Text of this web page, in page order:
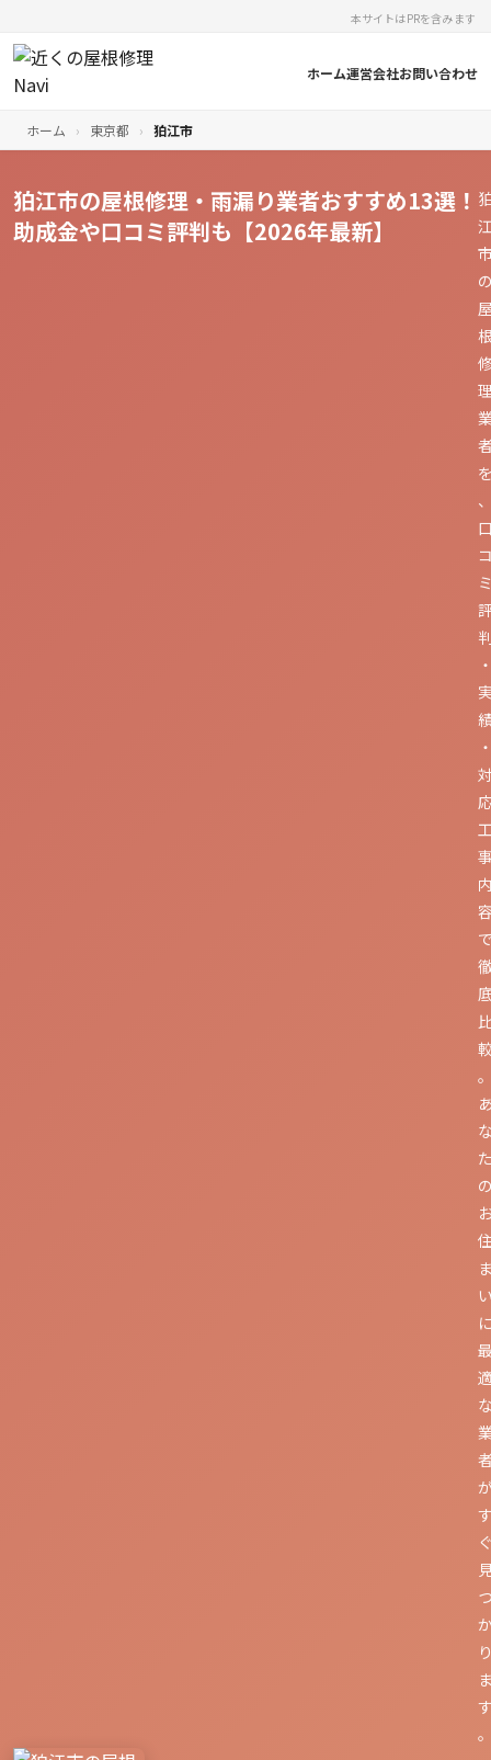
本サイトはPRを含みます
ホーム運営会社お問い合わせ
ホーム › 東京都 › 狛江市
狛江市の屋根修理・雨漏り業者おすすめ13選！
助成金や口コミ評判も【2026年最新】